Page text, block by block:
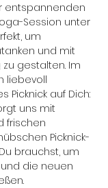
entspannenden
Session unter
um
und mit
gestalten. Im
liebevoll
Picknick auf Dich:
uns mit
frischen
Picknick-
brauchst, um
die neuen